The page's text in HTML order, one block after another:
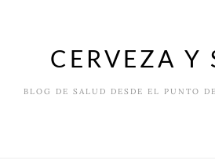
CERVEZA Y
BLOG DE SALUD DESDE EL PUNTO